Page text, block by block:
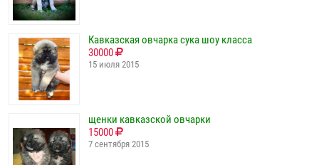
Кавказская овчарка сука шоу класса
30000
15 июля 2015
щенки кавказской овчарки
15000
7 сентября 2015